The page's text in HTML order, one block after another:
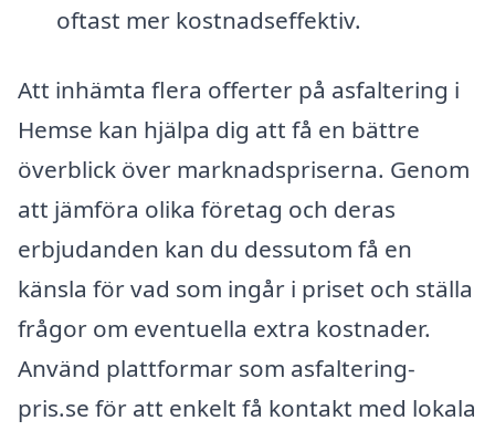
oftast mer kostnadseffektiv.
Att inhämta flera offerter på asfaltering i
Hemse kan hjälpa dig att få en bättre
överblick över marknadspriserna. Genom
att jämföra olika företag och deras
erbjudanden kan du dessutom få en
känsla för vad som ingår i priset och ställa
frågor om eventuella extra kostnader.
Använd plattformar som asfaltering-
pris.se för att enkelt få kontakt med lokala